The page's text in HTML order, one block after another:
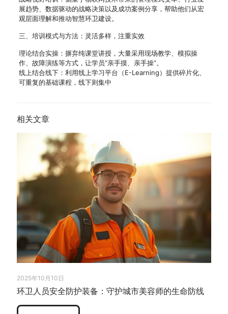
展趋势、数据驱动的战略决策以及成功案例分享，帮助他们从宏
观层面理解和推动智慧环卫建设。
三、培训模式与方法：灵活多样，注重实效
理论结合实操：摒弃纯课堂讲授，大量采用现场教学、模拟操
作、故障演练等方式，让学员“亲手摸、亲手操”。
线上结合线下：利用线上学习平台（E-Learning）提供碎片化、
可重复的基础课程，线下则集中
相关文章
2025年10月10日
环卫人员安全防护装备：守护城市美容师的生命防线